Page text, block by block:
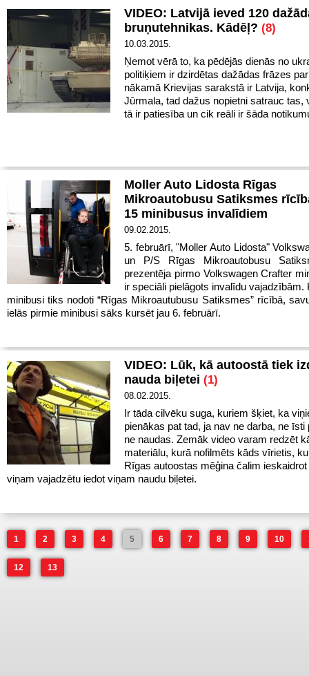
VIDEO: Latvijā ieved 120
bruņutehnikas. Kādēļ? (8)
10.03.2015.
Ņemot vērā to, ka pēdējās dienās no
politiķiem ir dzirdētas dažādas frāzes
nākamā Krievijas sarakstā ir Latvija,
Jūrmala, tad dažus nopietni satrauc tas,
tā ir patiesība un cik reāli ir šāda
Moller Auto Lidosta Rīgas
Mikroautobusu Satiksmes
15 minibusus invalīdiem
09.02.2015.
5. februārī, "Moller Auto Lidosta"
un P/S Rīgas Mikroautobusu
prezentēja pirmo Volkswagen Crafter
ir speciāli pielāgots invalīdu vajadzībām.
minibusi tiks nodoti “Rīgas Mikroautubusu Satiksmes” rīcībā,
ielās pirmie minibusi sāks kursēt jau 6. februārī.
VIDEO: Lūk, kā autoostā tiek
nauda biļetei (1)
08.02.2015.
Ir tāda cilvēku suga, kuriem šķiet, ka
pienākas pat tad, ja nav ne darba, ne īsti
ne naudas. Zemāk video varam redzēt
materiālu, kurā nofilmēts kāds vīrietis,
Rīgas autoostas mēģina čalim
viņam vajadzētu iedot viņam naudu biļetei.
1 2 3 4 5 6 7 8 9 10
12 13